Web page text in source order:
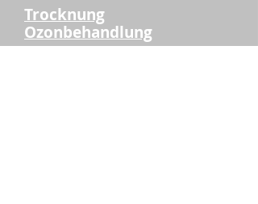
Trocknung
Ozonbehandlung